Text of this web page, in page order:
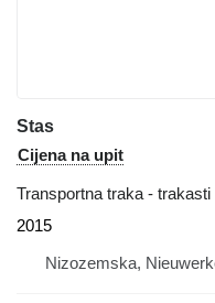
Stas
Cijena na upit
Transportna traka -
2015
Nizozemska,